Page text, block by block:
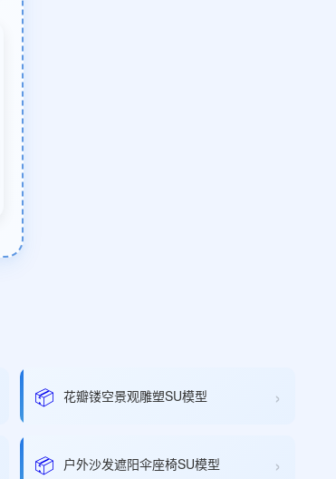
📦 花瓣镂空景观雕塑SU模型 ›
📦 户外沙发遮阳伞座椅SU模型 ›